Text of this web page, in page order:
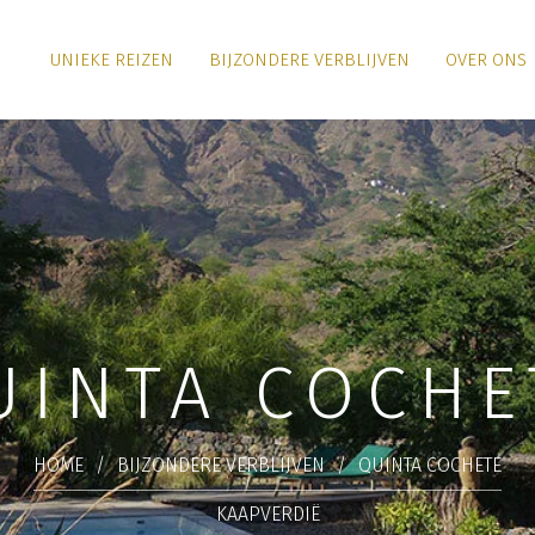
UNIEKE REIZEN BIJZONDERE VERBLIJVEN OVER ONS
HOME / BIJZONDERE VERBLIJVEN / QUINTA COCHETE
KAAPVERDIË